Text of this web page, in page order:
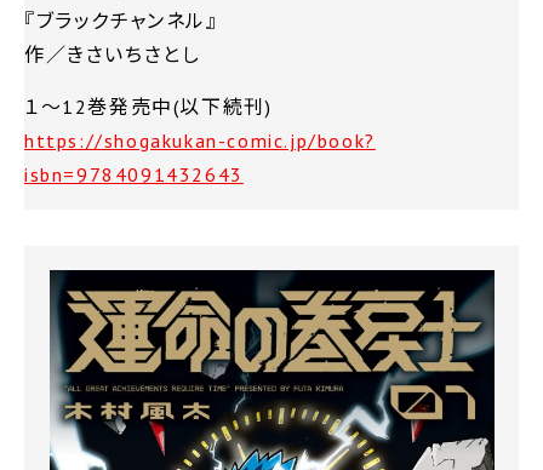
『ブラックチャンネル』
作／きさいちさとし
１～12巻発売中(以下続刊)
https://shogakukan-comic.jp/book?
isbn=9784091432643